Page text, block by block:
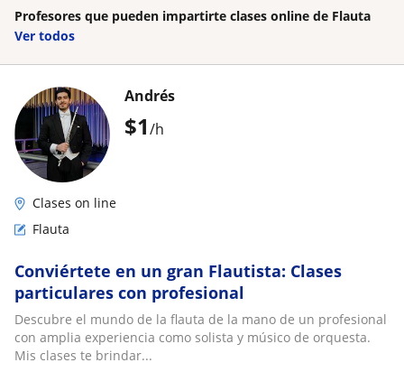
Profesores que pueden impartirte clases online de Flauta
Ver todos
$1/h
Andrés
Clases on line
Flauta
Conviértete en un gran Flautista: Clases
particulares con profesional
Descubre el mundo de la flauta de la mano de un profesional
con amplia experiencia como solista y músico de orquesta.
Mis clases te brindar...